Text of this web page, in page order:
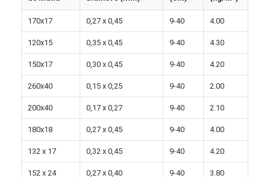
Contacto
Chatea Ahora
pantalla de filtro para extrusora
Paquete de la pantalla del extrusor
170x17 0,27 x 0,45 9-40 4.00
120x15 0,35 x 0,45 9-40 4.30
150x17 0,30 x 0,45 9-40 4.20
260x40 0,15 x 0,25 9-40 2.00
200x40 0,17 x 0,27 9-40 2.10
180x18 0,27 x 0,45 9-40 4.00
132 x 17 0,32 x 0,45 9-40 4.20
152 x 24 0,27 x 0,40 9-40 3.80